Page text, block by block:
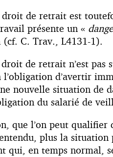
de retrait est
présente un «
C. Trav., L4131-1).
droit de retrait n’est
d’avertir
nouvelle situation de
du salarié de
que l’on peut qualifier
plus la situation
qui, en temps normal,